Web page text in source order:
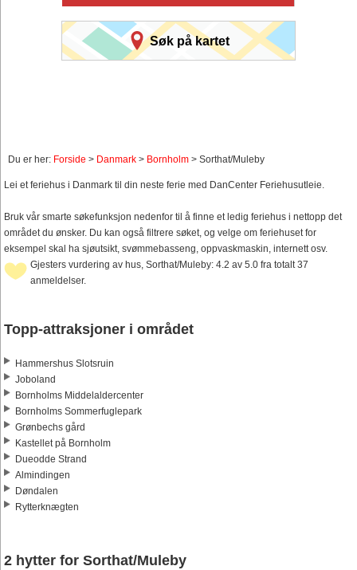
Søk på kartet
Du er her: Forside > Danmark > Bornholm > Sorthat/Muleby
Lei et feriehus i Danmark til din neste ferie med DanCenter Feriehusutleie.
Bruk vår smarte søkefunksjon nedenfor til å finne et ledig feriehus i nettopp det
området du ønsker. Du kan også filtrere søket, og velge om feriehuset for
eksempel skal ha sjøutsikt, svømmebasseng, oppvaskmaskin, internett osv.
Gjesters vurdering av hus, Sorthat/Muleby: 4.2 av 5.0 fra totalt 37
anmeldelser.
Topp-attraksjoner i området
Hammershus Slotsruin
Joboland
Bornholms Middelaldercenter
Bornholms Sommerfuglepark
Grønbechs gård
Kastellet på Bornholm
Dueodde Strand
Almindingen
Døndalen
Rytterknægten
2 hytter for Sorthat/Muleby